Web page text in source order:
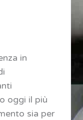
in
oggi il più
sia per